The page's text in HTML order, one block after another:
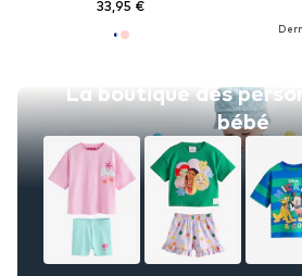
33,95 €
La boutique des
bébé